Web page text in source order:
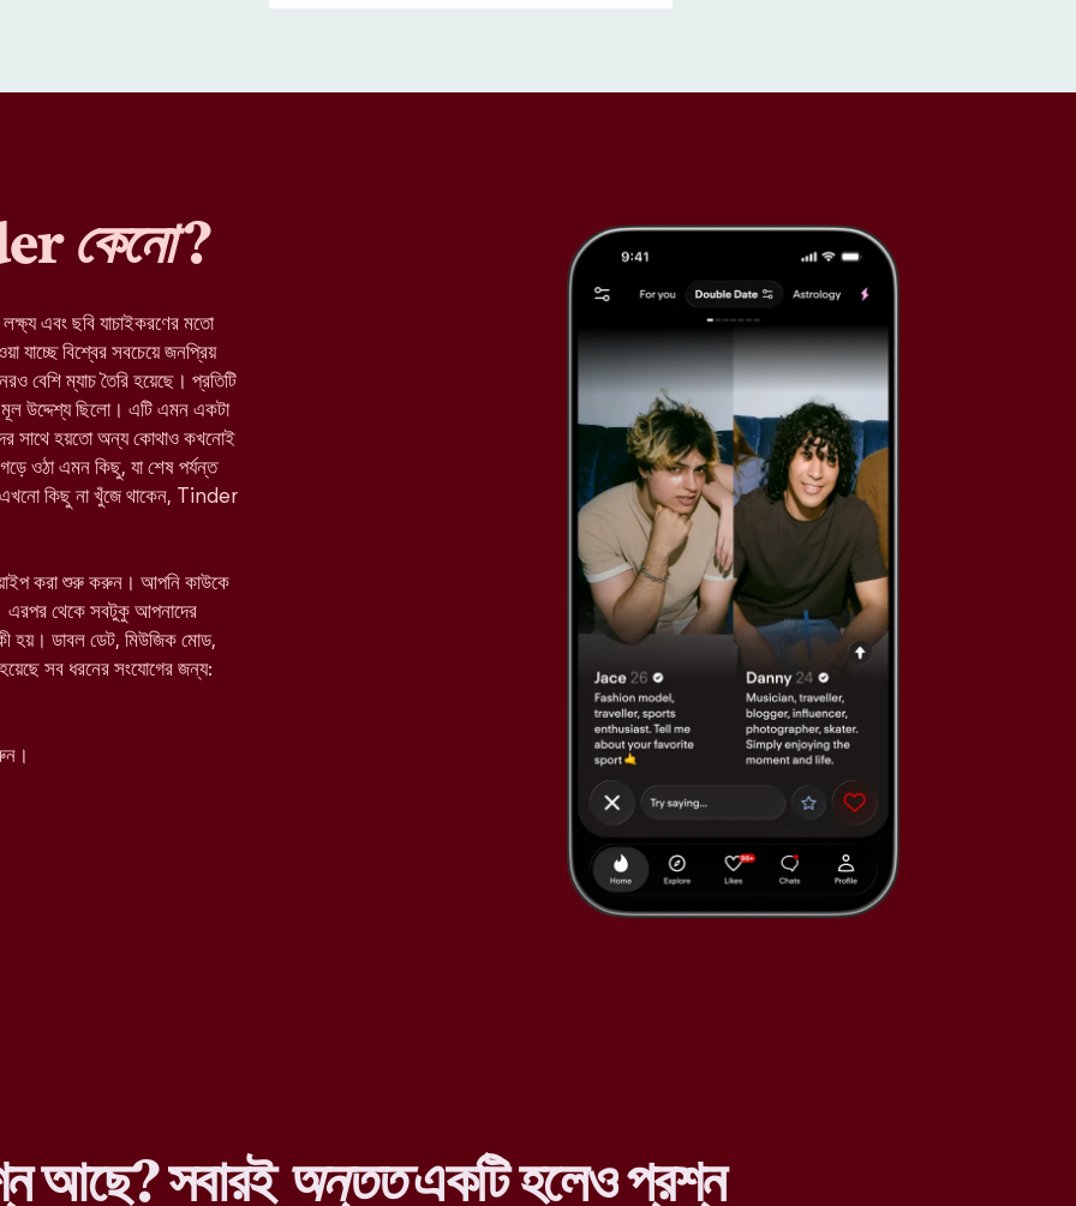
কেনো?
এবং ছবি যাচাইকরণের মতো
যাচ্ছে বিশ্বের সবচেয়ে জনপ্রিয়
বেশি ম্যাচ তৈরি হয়েছে। প্রতিটি
উদ্দেশ্য ছিলো। এটি এমন একটা
সাথে হয়তো অন্য কোথাও কখনোই
ওঠা এমন কিছু, যা শেষ পর্যন্ত
এখনো কিছু না খুঁজে থাকেন, Tinder
করা শুরু করুন। আপনি কাউকে
এরপর থেকে সবটুকু আপনাদের
হয়। ডাবল ডেট, মিউজিক মোড,
সব ধরনের সংযোগের জন্য:
আছে? সবারইঅন্ততএকটি হলেও প্রশ্ন